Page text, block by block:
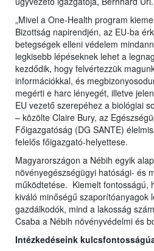
„Mivel a One-Health program
Bizottság napirendjén, az EU-ba
betegségek elleni védelem
legkisebb lépéseknek lehet a
kezdődik, hogy felvértezzük
információkkal, és
megérti e harc lényegét, illetve
EU vezető szerepéhez a biológiai
– közölte Claire Bury, az
Főigazgatóság (DG SANTE)
felelős főigazgató-helyettese.
Magyarországon a Nébih egyik
növényegészségügyi hatósági- és
működtetése. Kiemelt fontosságú,
kiváló minőségű szaporítóanyagok
gazdálkodók, mind a lakosság
Csaba a Nébih növényvédelmi és
Intézkedéseink